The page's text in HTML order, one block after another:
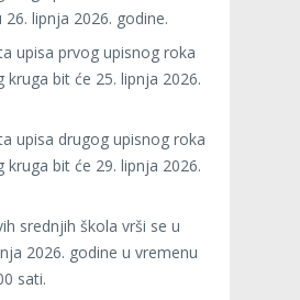
26. lipnja 2026. godine.
upisa prvog upisnog roka
bit će 25. lipnja 2026.
upisa drugog upisnog roka
bit će 29. lipnja 2026.
srednjih škola vrši se u
2026. godine u vremenu
sati.